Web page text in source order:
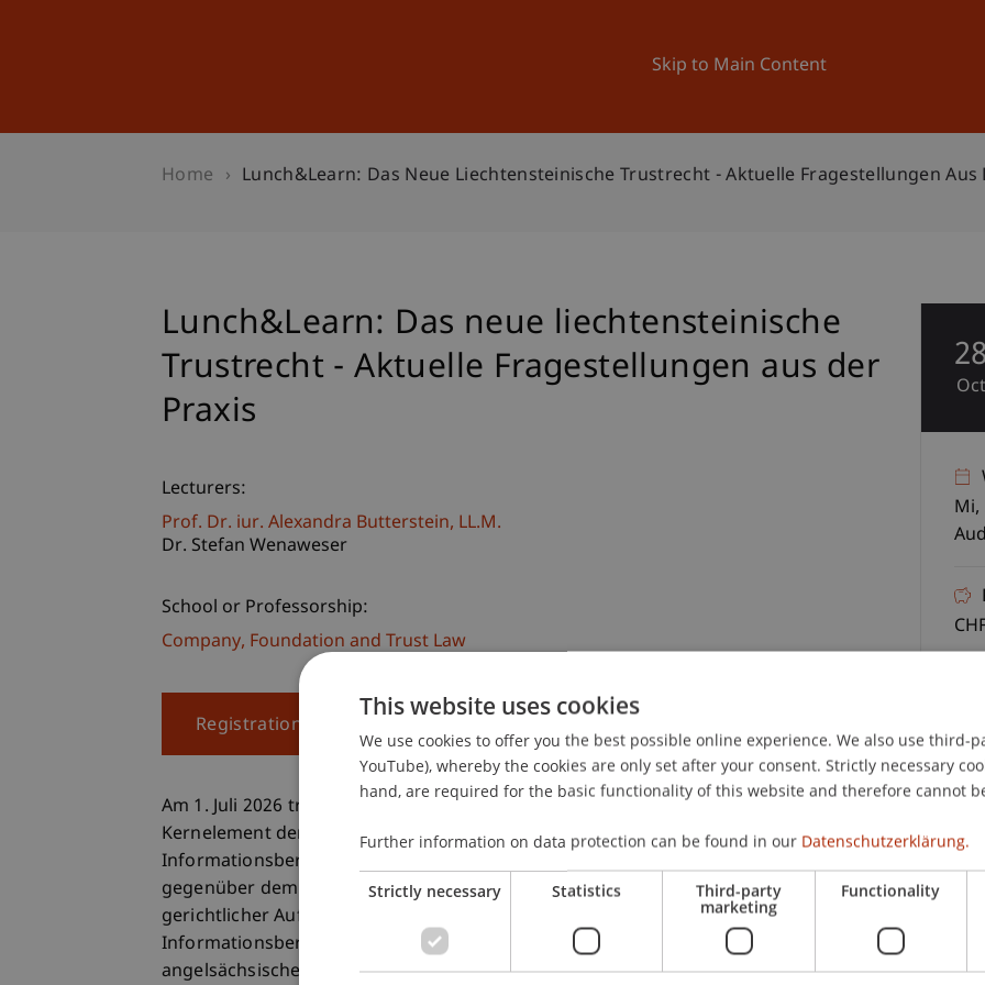
Skip to Main Content
University News and Events
Home Lunch&Learn: Das Neue Liechtensteinische Trustrecht - Aktuelle Fragestellungen Aus
Lunch&Learn: Das neue liechtensteinische
Trustrecht - Aktuelle Fragestellungen aus der
Praxis
Lecturers:
Prof. Dr. iur. Alexandra Butterstein LL.M.
Dr. Stefan Wenaweser
School or Professorship:
Company, Foundation and Trust Law
Registration
Am 1. Juli 2026 trat die Teilrevision des liechtensteinischen Trustrechts in Kraft. Das
Kernelement der Reform bildet dabei die neue Rechtsfigur des
Informationsberechtigten, dem umfassende Informations- und Auskunftsrechte
gegenüber dem Treuhänder sowie die Legitimation zur Antragstellung für die Einleitung
gerichtlicher Aufsichtsmassnahmen zukommen. Damit übernimmt der
Informationsberechtigte nun jene Überwachungsfunktionen, die nach klassischem
angelsächsischen Trustrecht von den Begünstigten wahrgenommen werden (sog.
28
Oct
Mi,
This website uses cookies
We use cookies to offer you the best possible online experience. We also use third-
YouTube), whereby the cookies are only set after your consent. Strictly necessary
hand, are required for the basic functionality of this website and therefore cannot
Further information on data protection can be found in our Datenschutzerklärung.
Strictly necessary Statistics Third-party
marketing
Functionality